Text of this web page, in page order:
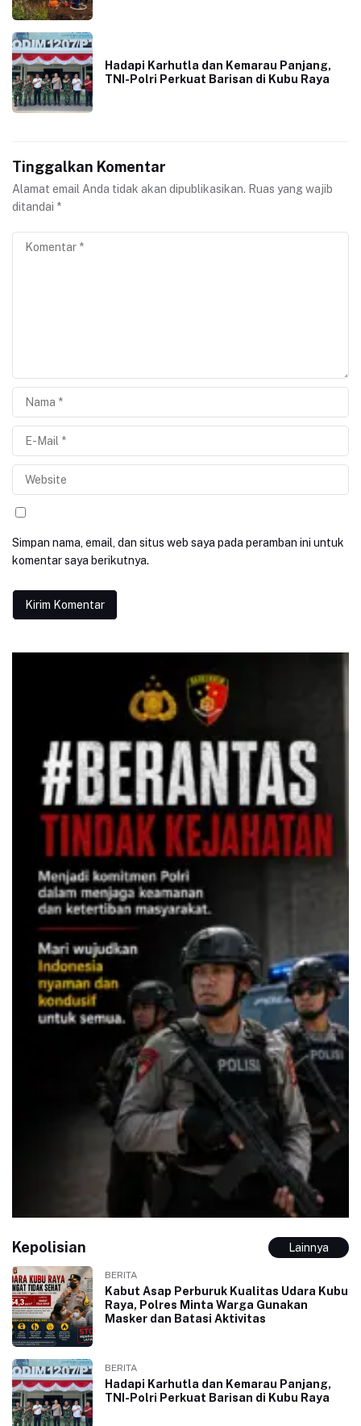
Hadapi Karhutla dan Kemarau Panjang,
TNI-Polri Perkuat Barisan di Kubu Raya
Tinggalkan Komentar
Alamat email Anda tidak akan dipublikasikan. Ruas yang wajib
ditandai *
Simpan nama, email, dan situs web saya pada peramban ini untuk
komentar saya berikutnya.
Kepolisian Lainnya
BERITA
Kabut Asap Perburuk Kualitas Udara Kubu
Raya, Polres Minta Warga Gunakan
Masker dan Batasi Aktivitas
BERITA
Hadapi Karhutla dan Kemarau Panjang,
TNI-Polri Perkuat Barisan di Kubu Raya